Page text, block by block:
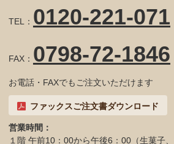
TEL： 0120-221-071
FAX： 0798-72-1846
お電話・FAXでもご注文いただけます
ファックスご注文書ダウンロード
営業時間：
１階 午前10：00から午後6：00（生菓子